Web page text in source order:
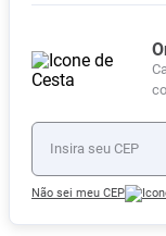
Não sei meu CEP